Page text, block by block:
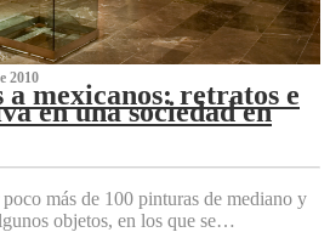
2010
a mexicanos: retratos e
en una sociedad en
más de 100 pinturas de mediano y
objetos, en los que se…